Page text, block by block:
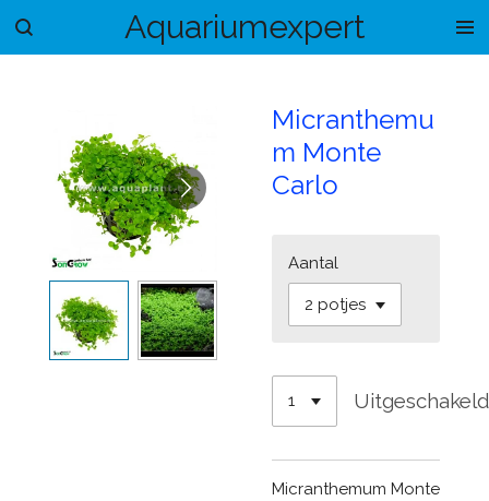
Ga
Aquariumexpert
Micranthemu
m Monte
Carlo
Aantal
Micranthemum Monte